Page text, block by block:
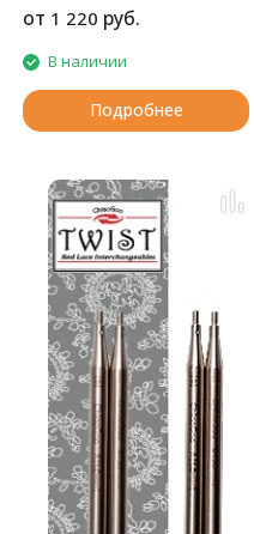
кончики. Леска представляет
собой металлический трос,
обтянутый нейлоном.
Внимание: Длина лески
считается от кончика до
кончика спиц
от 1 220 руб.
В наличии
Подробнее